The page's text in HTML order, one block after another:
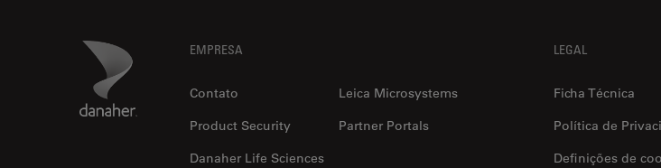
Danaher Logo EMPRESA
Contato
Leica Microsystems
Product Security
Partner Portals
Danaher Life Sciences
LEGAL
Ficha Técnica
Política de
Definições de